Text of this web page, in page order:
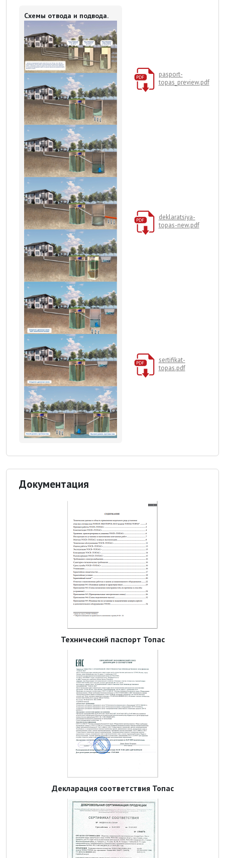
Схемы отвода и подвода.
pasport-
topas_preview.pdf
deklaratsiya-
topas-new.pdf
sertifikat-
topas.pdf
Документация
Технический паспорт Топас
Декларация соответствия Топас